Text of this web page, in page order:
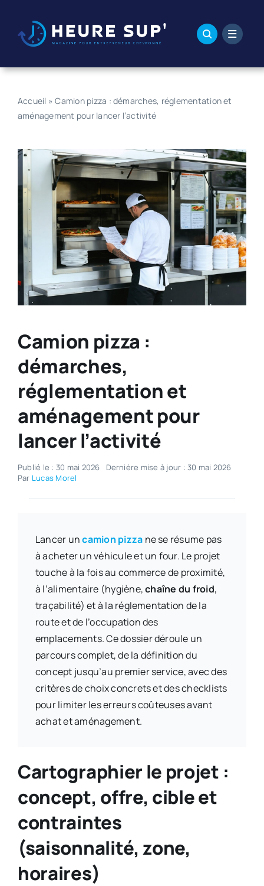
contenu
Accueil »Camion pizza : démarches, réglementation et
aménagement pour lancer l’activité
Camion pizza :
démarches,
réglementation et
aménagement pour
lancer l’activité
Publié le : 30 mai 2026
Dernière mise à jour : 30 mai 2026
Par Lucas Morel
Lancer uncamion pizza ne se résume pas
à acheter un véhicule et un four. Le projet
touche à la fois au commerce de proximité,
à l’alimentaire (hygiène,chaîne du froid,
traçabilité) et à la réglementation de la
route et de l’occupation des
emplacements. Ce dossier déroule un
parcours complet, de la définition du
concept jusqu’au premier service, avec des
critères de choix concrets et des checklists
pour limiter les erreurs coûteuses avant
achat et aménagement.
Cartographier le projet :
concept, offre, cible et
contraintes
(saisonnalité, zone,
horaires)